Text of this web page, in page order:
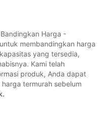
Harga -
membandingkan harga
yang tersedia,
Kami telah
produk, Anda dapat
termurah sebelum